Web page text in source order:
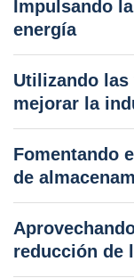
Impulsando
energía
Utilizando
mejorar la
Fomentando
de
reducción de